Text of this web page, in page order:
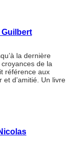
la dernière
de la
référence aux
et d’amitié. Un livre